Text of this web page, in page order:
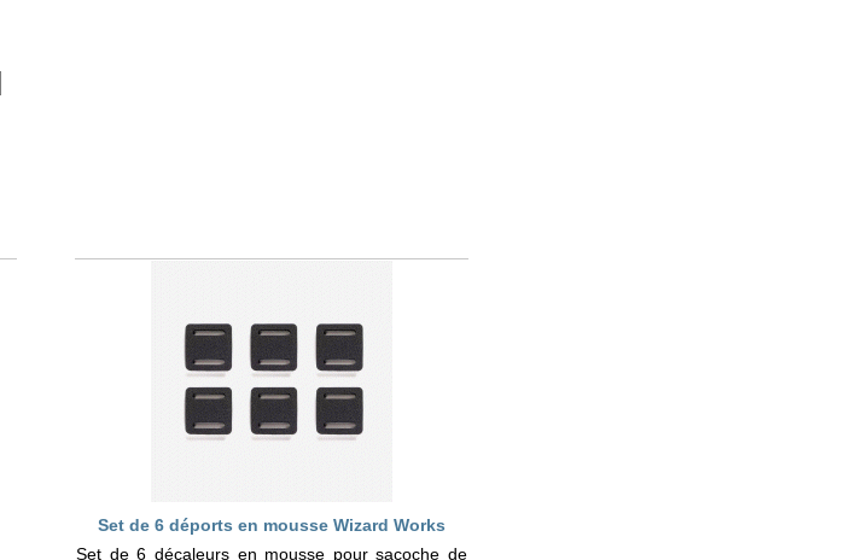
Set de 6 déports en mousse Wizard Works
Set de 6 décaleurs en mousse pour sacoche de